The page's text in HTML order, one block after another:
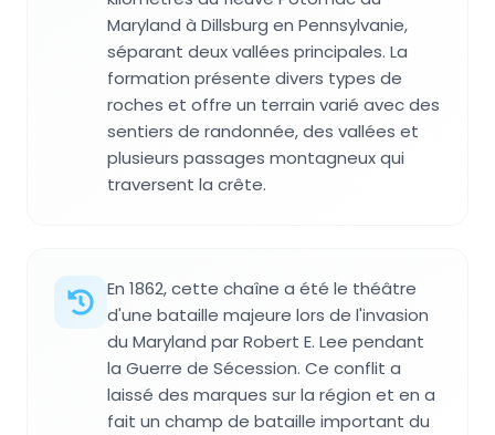
Maryland à Dillsburg en Pennsylvanie,
séparant deux vallées principales. La
formation présente divers types de
roches et offre un terrain varié avec des
sentiers de randonnée, des vallées et
plusieurs passages montagneux qui
traversent la crête.
En 1862, cette chaîne a été le théâtre
d'une bataille majeure lors de l'invasion
du Maryland par Robert E. Lee pendant
la Guerre de Sécession. Ce conflit a
laissé des marques sur la région et en a
fait un champ de bataille important du